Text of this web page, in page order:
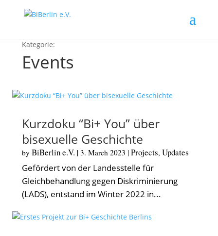
Events
Kurzdoku “Bi+ You” über
bisexuelle Geschichte
by BiBerlin e.V. | 3. March 2023 | Projects, Updates
Gefördert von der Landesstelle für
Gleichbehandlung gegen Diskriminierung
(LADS), entstand im Winter 2022 in...